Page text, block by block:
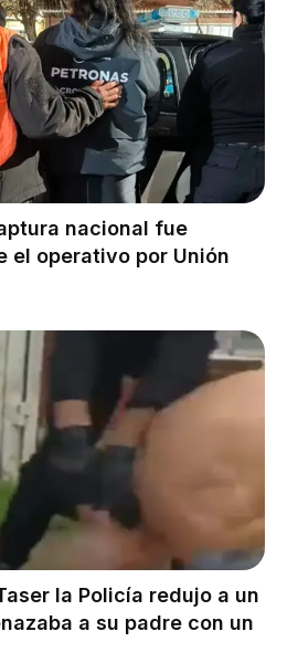
nacional fue
el operativo por Unión
la Policía redujo a un
a su padre con un